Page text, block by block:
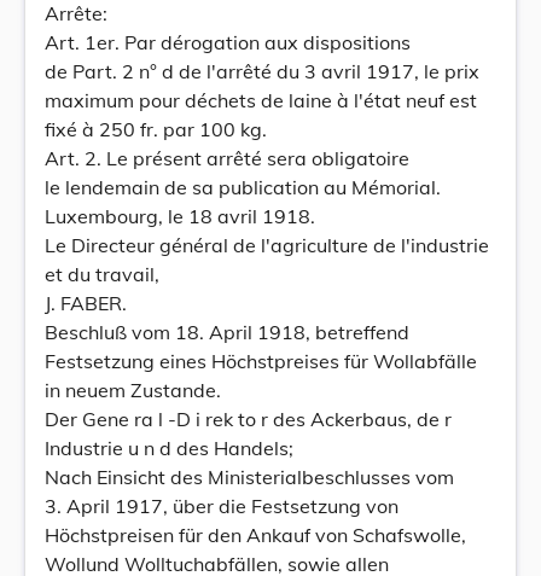
Arrête:
Art. 1er. Par dérogation aux dispositions
de Part. 2 n° d de l'arrêté du 3 avril 1917, le prix
maximum pour déchets de laine à l'état neuf est
fixé à 250 fr. par 100 kg.
Art. 2. Le présent arrêté sera obligatoire
le lendemain de sa publication au Mémorial.
Luxembourg, le 18 avril 1918.
Le Directeur général de l'agriculture de l'industrie
et du travail,
J. FABER.
Beschluß vom 18. April 1918, betreffend
Festsetzung eines Höchstpreises für Wollabfälle
in neuem Zustande.
Der Gene ra l -D i rek to r des Ackerbaus, de r
Industrie u n d des Handels;
Nach Einsicht des Ministerialbeschlusses vom
3. April 1917, über die Festsetzung von
Höchstpreisen für den Ankauf von Schafswolle,
Wollund Wolltuchabfällen, sowie allen